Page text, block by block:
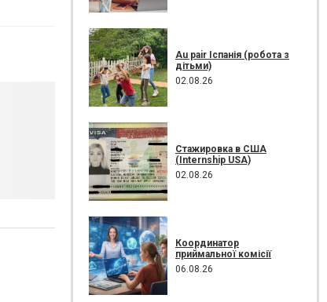
Au pair Іспанія (робота з
дітьми)
02.08.26
Стажировка в США
(Internship USA)
02.08.26
Координатор
приймальної комісії
06.08.26